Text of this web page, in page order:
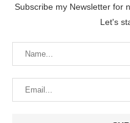
Subscribe my Newsletter for
Let's